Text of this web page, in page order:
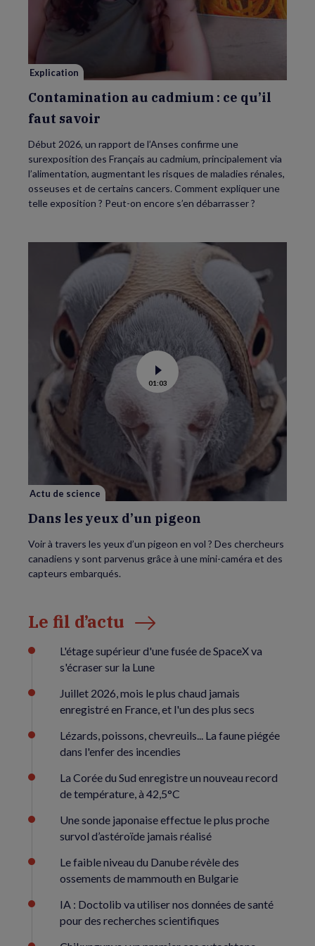
cadmium :
Explication
Contamination au cadmium : ce qu’il
faut savoir
Début 2026, un rapport de l’Anses confirme une
surexposition des Français au cadmium, principalement via
l’alimentation, augmentant les risques de maladies rénales,
osseuses et de certains cancers. Comment expliquer une
telle exposition ? Peut-on encore s’en débarrasser ?
Voir
la
vidéo
01:03
Actu de science
Dans les yeux d’un pigeon
Voir à travers les yeux d’un pigeon en vol ? Des chercheurs
canadiens y sont parvenus grâce à une mini-caméra et des
capteurs embarqués.
Le fil d’actu
L'étage supérieur d'une fusée de SpaceX va
s'écraser sur la Lune
Juillet 2026, mois le plus chaud jamais
enregistré en France, et l'un des plus secs
Lézards, poissons, chevreuils... La faune piégée
dans l'enfer des incendies
La Corée du Sud enregistre un nouveau record
de température, à 42,5°C
Une sonde japonaise effectue le plus proche
survol d’astéroïde jamais réalisé
Le faible niveau du Danube révèle des
ossements de mammouth en Bulgarie
IA : Doctolib va utiliser nos données de santé
pour des recherches scientifiques